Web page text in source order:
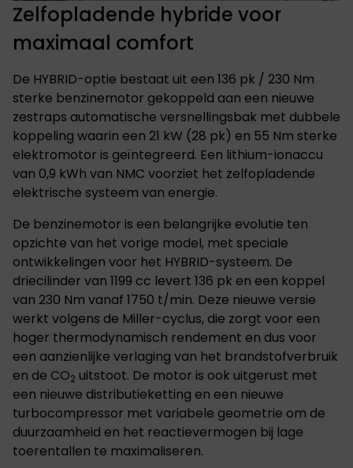
Zelfopladende hybride voor
maximaal comfort
De HYBRID-optie bestaat uit een 136 pk / 230 Nm
sterke benzinemotor gekoppeld aan een nieuwe
zestraps automatische versnellingsbak met dubbele
koppeling waarin een 21 kW (28 pk) en 55 Nm sterke
elektromotor is geïntegreerd. Een lithium-ionaccu
van 0,9 kWh van NMC voorziet het zelfopladende
elektrische systeem van energie.
De benzinemotor is een belangrijke evolutie ten
opzichte van het vorige model, met speciale
ontwikkelingen voor het HYBRID-systeem. De
driecilinder van 1199 cc levert 136 pk en een koppel
van 230 Nm vanaf 1750 t/min. Deze nieuwe versie
werkt volgens de Miller-cyclus, die zorgt voor een
hoger thermodynamisch rendement en dus voor
een aanzienlijke verlaging van het brandstofverbruik
en de CO2 uitstoot. De motor is ook uitgerust met
een nieuwe distributieketting en een nieuwe
turbocompressor met variabele geometrie om de
duurzaamheid en het reactievermogen bij lage
toerentallen te maximaliseren.